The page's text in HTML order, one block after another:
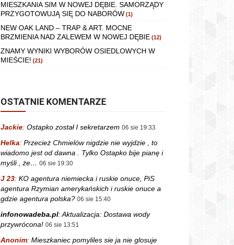
MIESZKANIA SIM W NOWEJ DĘBIE. SAMORZĄDY
PRZYGOTOWUJĄ SIĘ DO NABORÓW (1)
NEW OAK LAND – TRAP & ART. MOCNE
BRZMIENIA NAD ZALEWEM W NOWEJ DĘBIE (12)
ZNAMY WYNIKI WYBORÓW OSIEDLOWYCH W
MIEŚCIE! (21)
OSTATNIE KOMENTARZE
Jackie: Ostapko został I sekretarzem 06 sie 19:33
Helka: Przecież Chmielów nigdzie nie wyjdzie , to
wiadomo jest od dawna . Tylko Ostapko bije pianę i
myśli , że… 06 sie 19:30
J 23: KO agentura niemiecka i ruskie onuce, PiS
agentura Rzymian amerykańskich i ruskie onuce a
gdzie agentura polska? 06 sie 15:40
infonowadeba.pl:Aktualizacja: Dostawa wody
przywrócona! 06 sie 13:51
Anonim: Mieszkaniec pomyliles sie ja nie glosuje